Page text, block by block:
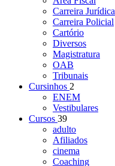
Carreira Jurídica
Carreira Policial
Cartório
Diversos
Magistratura
OAB
Tribunais
Cursinhos 2
ENEM
Vestibulares
Cursos 39
adulto
Afiliados
cinema
Coaching